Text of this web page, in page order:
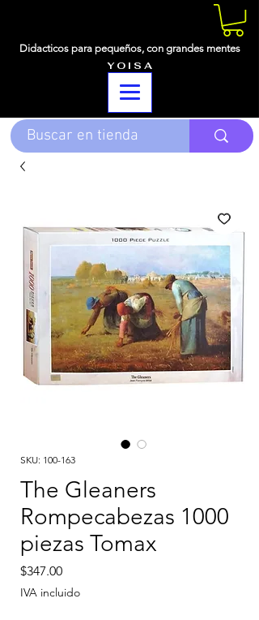
Didacticos para pequeños, con grandes mentes
Y O I S A
SKU: 100-163
The Gleaners
Rompecabezas 1000
piezas Tomax
$347.00Precio
IVA incluido